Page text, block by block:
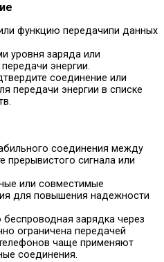
функцию передачипи данных
уровня заряда или
энергии.
соединение или
передачи энергии в списке
соединения между
прерывистого сигнала или
или совместимые
для повышения надежности
зарядка через
ограничена передачей
чаще применяют
соединения.